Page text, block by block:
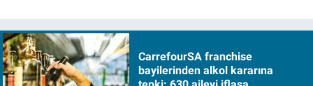
CarrefourSA franchise
bayilerinden alkol kararına